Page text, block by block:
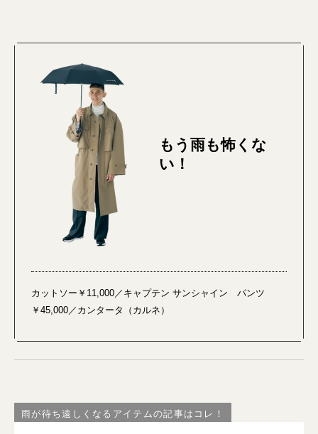
もう雨も怖くな
い！
カットソー￥11,000／キャプテン サンシャイン パンツ
￥45,000／カンタータ（カルネ）
雨が待ち遠しくなるアイテムの記事はコレ！